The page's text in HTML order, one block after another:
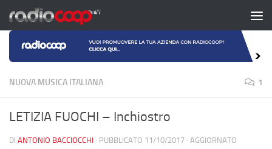
Salta al contenuto
NUOVA MUSICA ITALIANA 1
LETIZIA FUOCHI – Inchiostro
DI ANTONIO BACCIOCCHI · PUBBLICATO 11/10/2017 · AGGIORNATO